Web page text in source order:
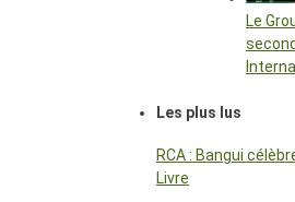
Le
Les plus lus
RCA : Bangui
Livre